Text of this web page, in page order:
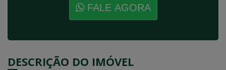
FALE AGORA
DESCRIÇÃO DO IMÓVEL